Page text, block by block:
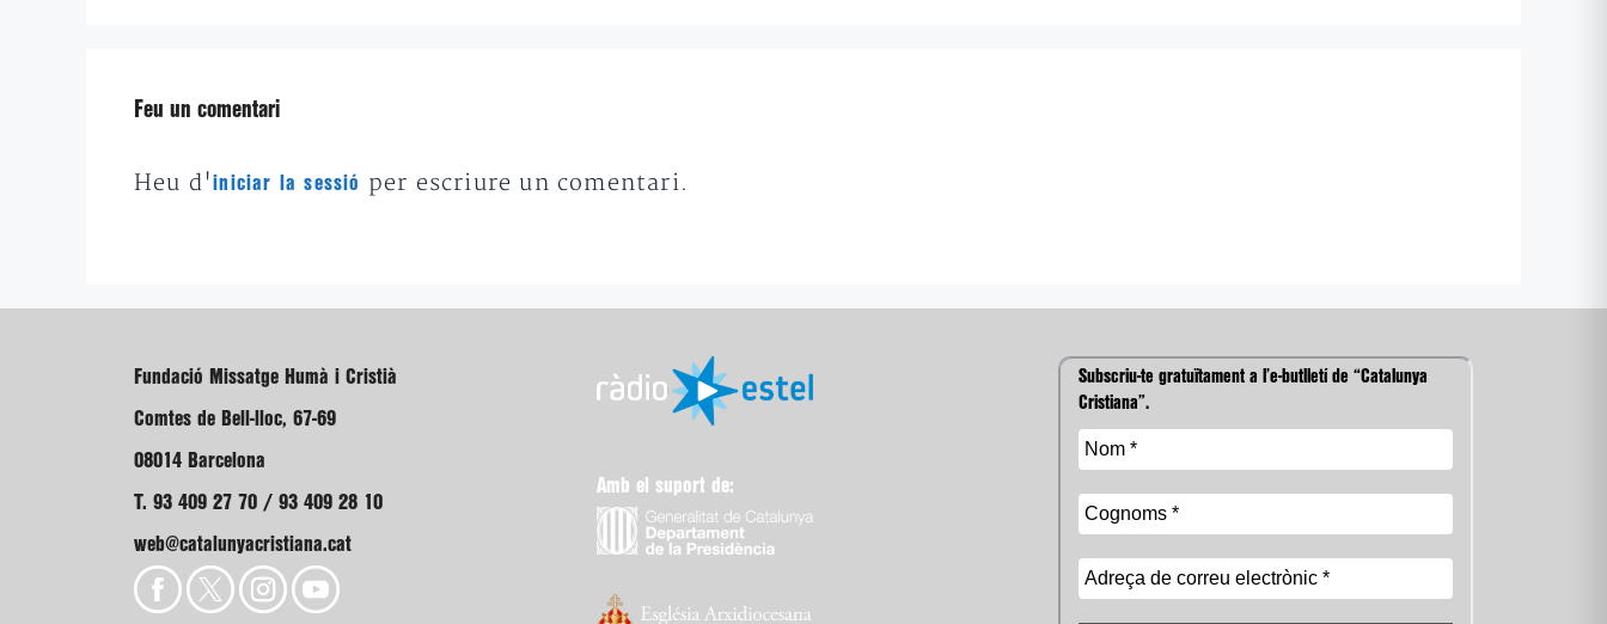
Feu un comentari
Heu d'iniciar la sessió per escriure un comentari.
Fundació Missatge Humà i Cristià
Comtes de Bell-lloc, 67-69
08014 Barcelona
T. 93 409 27 70 / 93 409 28 10
web@catalunyacristiana.cat
Amb el suport de:
Subscriu-te gratuïtament a l’e-butlletí de “Catalunya
Cristiana”.